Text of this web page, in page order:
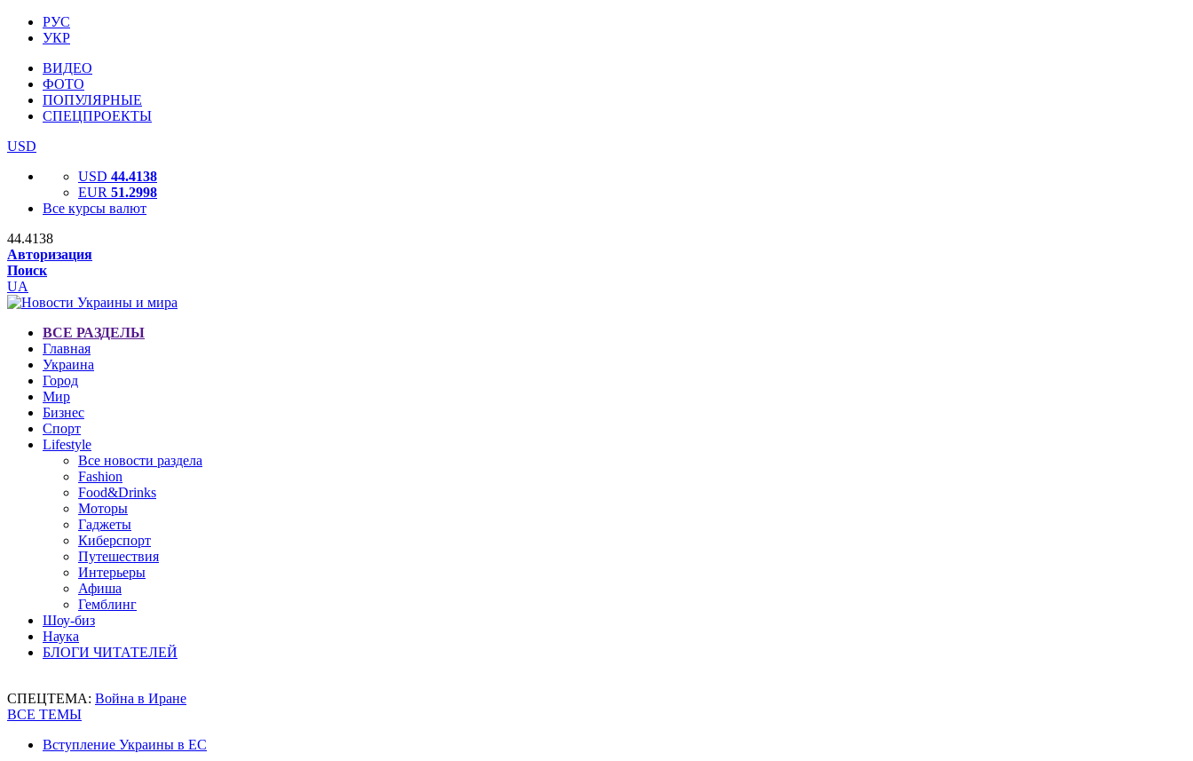
РУС
УКР
ВИДЕО
ФОТО
ПОПУЛЯРНЫЕ
СПЕЦПРОЕКТЫ
USD
USD 44.4138
EUR 51.2998
Все курсы валют
44.4138
Авторизация
Поиск
UA
ВСЕ РАЗДЕЛЫ
Главная
Украина
Город
Мир
Бизнес
Спорт
Lifestyle
Все новости раздела
Fashion
Food&Drinks
Моторы
Гаджеты
Киберспорт
Путешествия
Интерьеры
Афиша
Гемблинг
Шоу-биз
Наука
БЛОГИ ЧИТАТЕЛЕЙ
СПЕЦТЕМА: Война в Иране
ВСЕ ТЕМЫ
Вступление Украины в ЕС